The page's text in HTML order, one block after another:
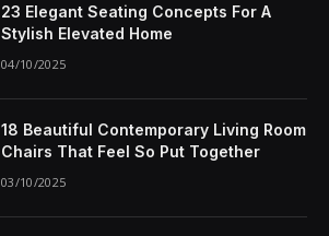
23 Elegant Seating Concepts For A
Stylish Elevated Home
04/10/2025
18 Beautiful Contemporary Living Room
Chairs That Feel So Put Together
03/10/2025